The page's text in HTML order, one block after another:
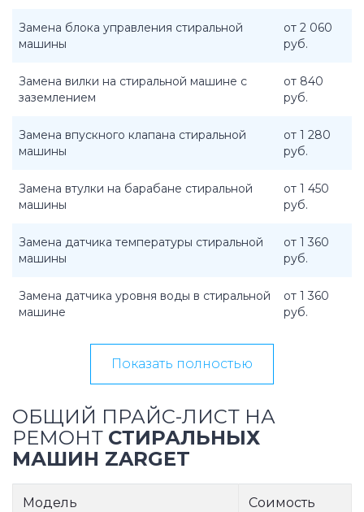
Замена блока управления стиральной
машины
от 2 060
руб.
Замена вилки на стиральной машине с
заземлением
от 840
руб.
Замена впускного клапана стиральной
машины
от 1 280
руб.
Замена втулки на барабане стиральной
машины
от 1 450
руб.
Замена датчика температуры стиральной
машины
от 1 360
руб.
Замена датчика уровня воды в стиральной
машине
от 1 360
руб.
Показать полностью
ОБЩИЙ ПРАЙС-ЛИСТ НА
РЕМОНТ СТИРАЛЬНЫХ
МАШИН ZARGET
Модель
Соимость